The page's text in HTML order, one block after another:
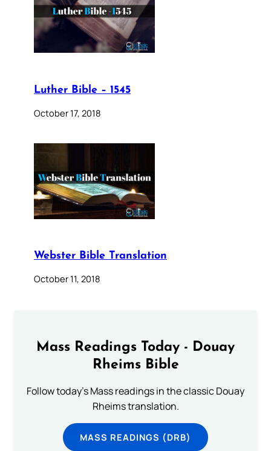
Luther Bible – 1545
October 17, 2018
Webster Bible Translation
October 11, 2018
Mass Readings Today - Douay
Rheims Bible
Follow today's Mass readings in the classic Douay
Rheims translation.
MASS READINGS (DRB)